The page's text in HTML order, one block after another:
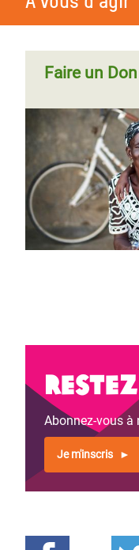
Faire un Don
Abonnez-vous
Je m'inscris